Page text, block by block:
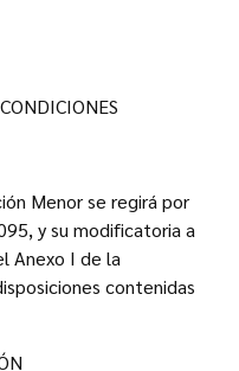
Menor se regirá por
y su modificatoria a
Anexo I de la
contenidas